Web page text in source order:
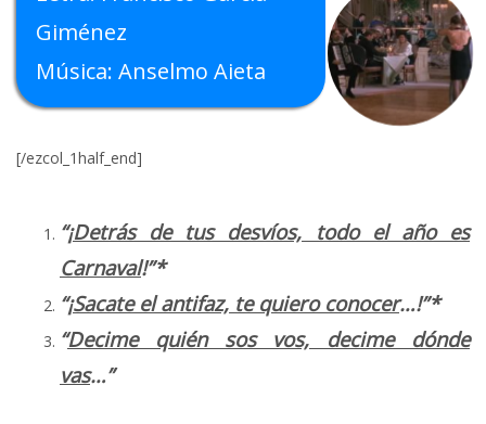
Giménez
Música: Anselmo Aieta
[/ezcol_1half_end]
“¡Detrás de tus desvíos, todo el año es
Carnaval!”*
“¡Sacate el antifaz, te quiero conocer…!”*
“Decime quién sos vos, decime dónde
vas…”